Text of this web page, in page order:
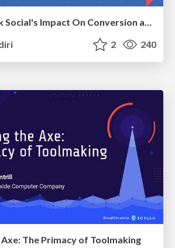
Measuring Dark Social's Impact On Conversion and Attribution
2 240
The Primacy of Toolmaking